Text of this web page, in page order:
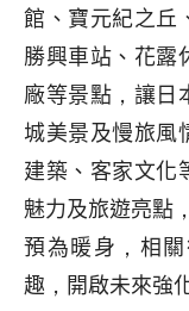
館、寶元紀之丘
勝興車站、花露
廠等景點，讓日
城美景及慢旅風
建築、客家文化
魅力及旅遊亮點
預為暖身，相
趣，開啟未來強